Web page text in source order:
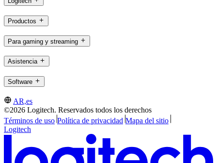
Productos
Para gaming y streaming
Asistencia
Software
AR,es
©2026 Logitech. Reservados todos los derechos
Términos de uso Política de privacidad Mapa del sitio
Logitech